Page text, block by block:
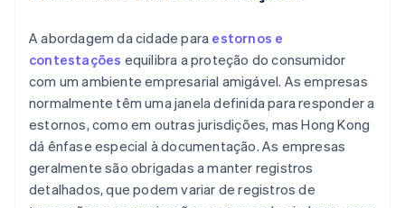
A abordagem da cidade para estornos e
contestações equilibra a proteção do consumidor
com um ambiente empresarial amigável. As empresas
normalmente têm uma janela definida para responder a
estornos, como em outras jurisdições, mas Hong Kong
dá ênfase especial à documentação. As empresas
geralmente são obrigadas a manter registros
detalhados, que podem variar de registros de